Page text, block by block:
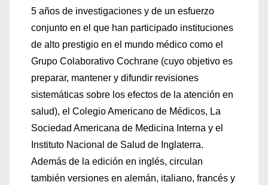
5 años de investigaciones y de un esfuerzo
conjunto en el que han participado instituciones
de alto prestigio en el mundo médico como el
Grupo Colaborativo Cochrane (cuyo objetivo es
preparar, mantener y difundir revisiones
sistemáticas sobre los efectos de la atención en
salud), el Colegio Americano de Médicos, La
Sociedad Americana de Medicina Interna y el
Instituto Nacional de Salud de Inglaterra.
Además de la edición en inglés, circulan
también versiones en alemán, italiano, francés y